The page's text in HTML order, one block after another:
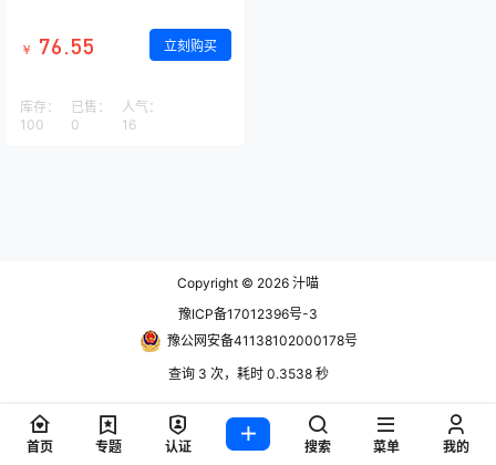
￥ 76.55 立刻购买
库存：
100
已售：
0
人气：
16
Copyright © 2026 汁喵
豫ICP备17012396号-3
豫公网安备41138102000178号
查询 3 次，耗时 0.3538 秒
首页 专题 认证 搜索 菜单 我的